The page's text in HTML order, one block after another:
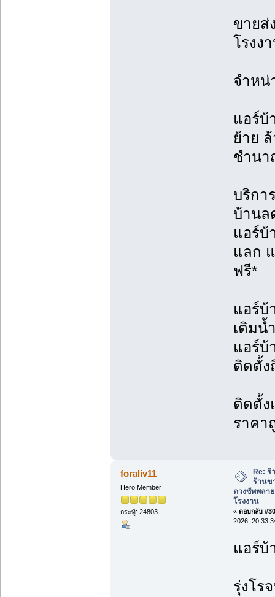
ขายส่
โรงง
จำหน่
แอร์บ้
ย้าย
ชำนา
บริกา
บ้านล
แอร์บ้
แลก
ฟรี*
แอร์บ้
เติมน้
แอร์บ้
ติดตั้ง
ติดตั้ง
ราคา
foraliv11
Hero Member
กระทู้: 24803
Re:
ร้านข
ดวงซัพพลา
โรงงาน
« ตอบกลับ
2026,
แอร์บ้
รุ่งโร